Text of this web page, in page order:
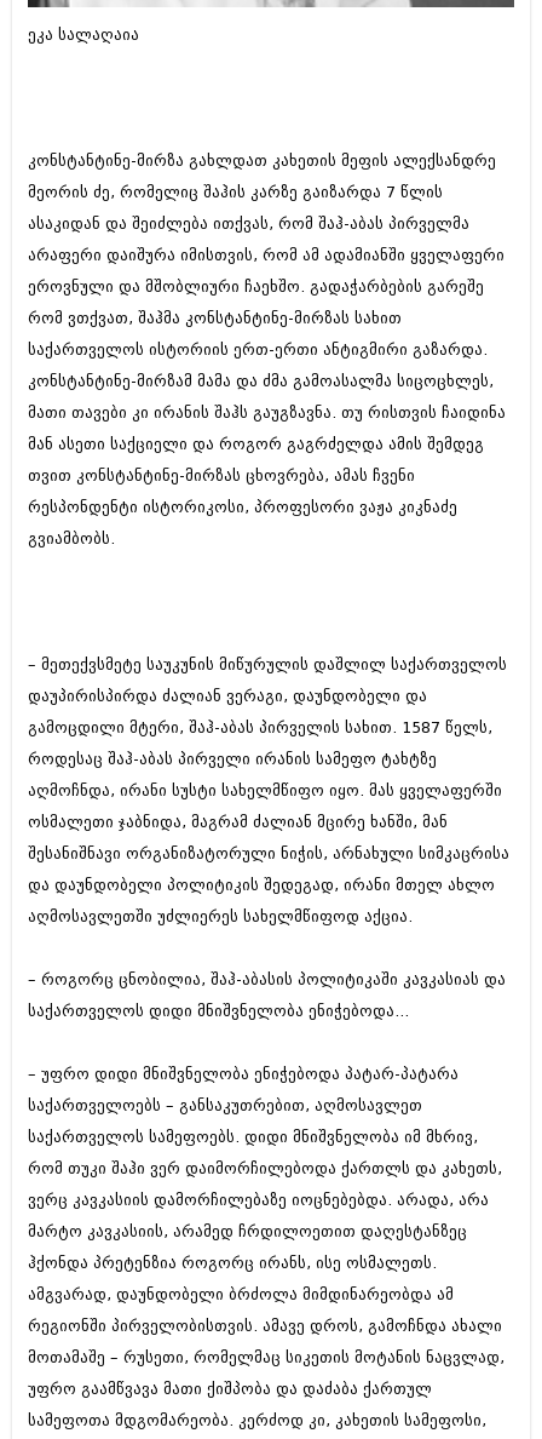
ბიზნესსიახლეები
გვარები
თემიდას სასწორი
იუმორი
ჰოროსკოპი და შეუცნობელი
კრიმინალი
რომანი და დეტექტივი
სახალისო ამბები
ისტორია
სხვადასხვა
ანონსი
არქივი
აგვისტო 2018 (162)
ივლისი 2018 (223)
აპრილი 2018 (194)
მარტი 2018 (256)
დეკემბერი 2017 (243)
ნოემბერი 2017 (212)
ოქტომბერი 2017 (231)
სექტემბერი 2017 (261)
აგვისტო 2017 (212)
ივლისი 2017 (233)
ივნისი 2017 (265)
მაისი 2017 (216)
მარტი 2017 (212)
თებერვალი 2017 (205)
იანვარი 2017 (246)
ნოემბერი 2016 (207)
ოქტომბერი 2016 (257)
იუმორი
კალეიდოსკოპი
ჰოროსკოპი და შეუცნობელი
კრიმინალი
რომანი და დეტექტივი
სახალისო ამბები
შოუბიზნესი
დაიჯესტი
ქალი და მამაკაცი
ანონსი
არქივი
ნოემბერი 2020 (103)
ოქტომბერი 2020 (209)
სექტემბერი 2020 (204)
აგვისტო 2020 (249)
ივლისი 2020 (204)
ივნისი 2020 (249)
ეკა სალაღაია
კონსტანტინე-მირზა გახლდათ კახეთის მეფის ალექსანდრე
მეორის ძე, რომელიც შაჰის კარზე გაიზარდა 7 წლის
ასაკიდან და შეიძლება ითქვას, რომ შაჰ-აბას პირველმა
არაფერი დაიშურა იმისთვის, რომ ამ ადამიანში ყველაფერი
ეროვნული და მშობლიური ჩაეხშო. გადაჭარბების გარეშე
რომ ვთქვათ, შაჰმა კონსტანტინე-მირზას სახით
საქართველოს ისტორიის ერთ-ერთი ანტიგმირი გაზარდა.
კონსტანტინე-მირზამ მამა და ძმა გამოასალმა სიცოცხლეს,
მათი თავები კი ირანის შაჰს გაუგზავნა. თუ რისთვის ჩაიდინა
მან ასეთი საქციელი და როგორ გაგრძელდა ამის შემდეგ
თვით კონსტანტინე-მირზას ცხოვრება, ამას ჩვენი
რესპონდენტი ისტორიკოსი, პროფესორი ვაჟა კიკნაძე
გვიამბობს.
– მეთექვსმეტე საუკუნის მიწურულის დაშლილ საქართველოს
დაუპირისპირდა ძალიან ვერაგი, დაუნდობელი და
გამოცდილი მტერი, შაჰ-აბას პირველის სახით. 1587 წელს,
როდესაც შაჰ-აბას პირველი ირანის სამეფო ტახტზე
აღმოჩნდა, ირანი სუსტი სახელმწიფო იყო. მას ყველაფერში
ოსმალეთი ჯაბნიდა, მაგრამ ძალიან მცირე ხანში, მან
შესანიშნავი ორგანიზატორული ნიჭის, არნახული სიმკაცრისა
და დაუნდობელი პოლიტიკის შედეგად, ირანი მთელ ახლო
აღმოსავლეთში უძლიერეს სახელმწიფოდ აქცია.
– როგორც ცნობილია, შაჰ-აბასის პოლიტიკაში კავკასიას და
საქართველოს დიდი მნიშვნელობა ენიჭებოდა...
– უფრო დიდი მნიშვნელობა ენიჭებოდა პატარ-პატარა
საქართველოებს – განსაკუთრებით, აღმოსავლეთ
საქართველოს სამეფოებს. დიდი მნიშვნელობა იმ მხრივ,
რომ თუკი შაჰი ვერ დაიმორჩილებოდა ქართლს და კახეთს,
ვერც კავკასიის დამორჩილებაზე იოცნებებდა. არადა, არა
მარტო კავკასიის, არამედ ჩრდილოეთით დაღესტანზეც
ჰქონდა პრეტენზია როგორც ირანს, ისე ოსმალეთს.
ამგვარად, დაუნდობელი ბრძოლა მიმდინარეობდა ამ
რეგიონში პირველობისთვის. ამავე დროს, გამოჩნდა ახალი
მოთამაშე – რუსეთი, რომელმაც სიკეთის მოტანის ნაცვლად,
უფრო გაამწვავა მათი ქიშპობა და დაძაბა ქართულ
სამეფოთა მდგომარეობა. კერძოდ კი, კახეთის სამეფოსი,